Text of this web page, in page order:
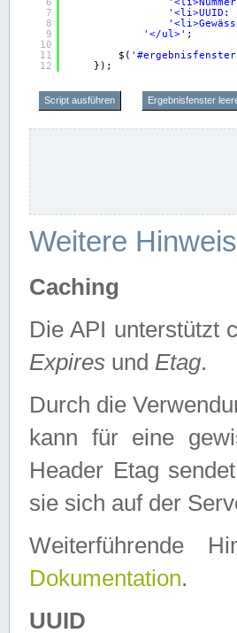
7
8
9
10
11
12
'<li>UUID:
'</ul>' ;
$(
});
Script ausführen Ergebnisfenster
Weitere
Caching
Die API unterstützt
Expires und Etag.
Durch die
kann für eine
Header Etag
sie sich auf der
Dokumentation.
UUID